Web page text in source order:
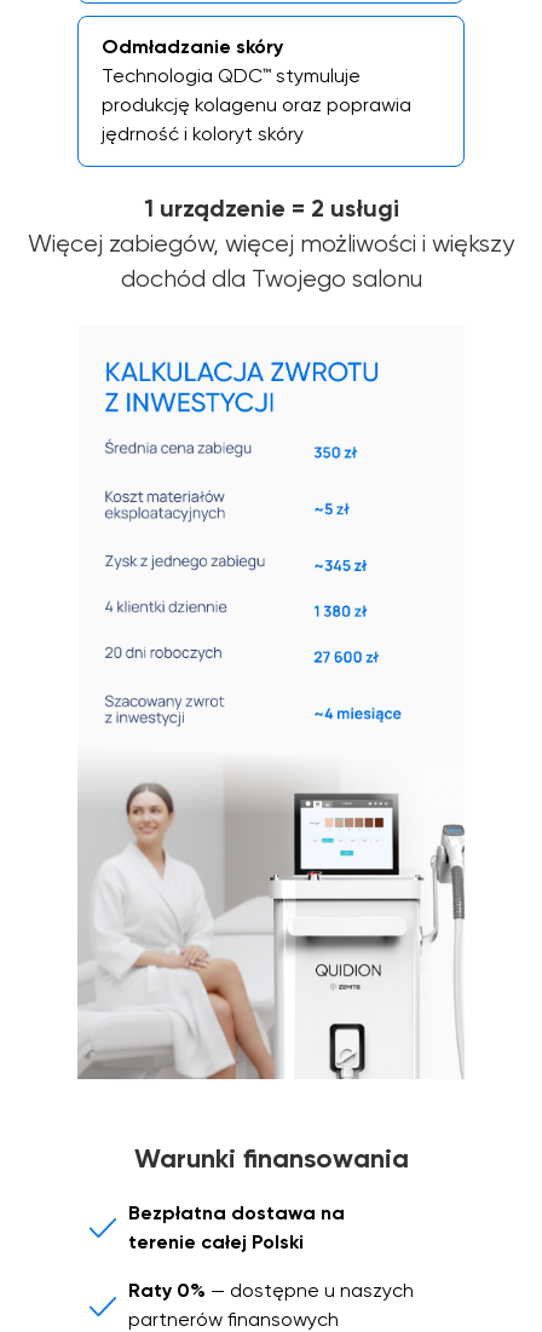
Odmładzanie skóry
Technologia QDC™ stymuluje
produkcję kolagenu oraz poprawia
jędrność i koloryt skóry
1 urządzenie = 2 usługi
Więcej zabiegów, więcej możliwości i większy
dochód dla Twojego salonu
Warunki finansowania
Bezpłatna dostawa na
terenie całej Polski
Raty 0% — dostępne u naszych
partnerów finansowych